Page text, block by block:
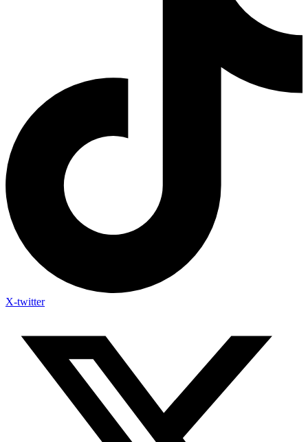
X-twitter